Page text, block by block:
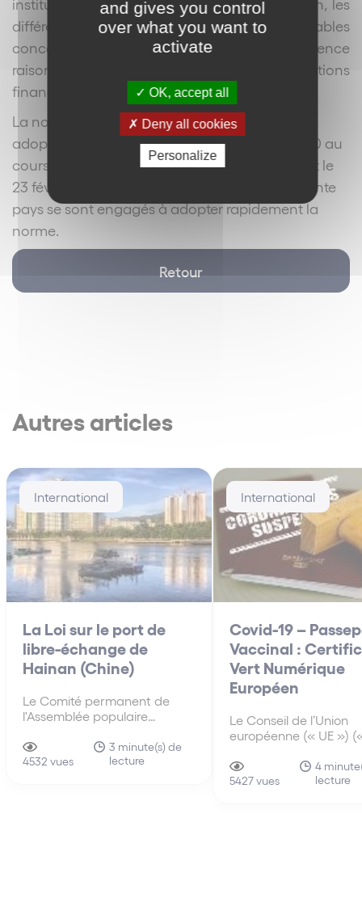
institutions financières soumises à déclaration, les
différents types de comptes et les contribuables
concernés, ainsi que les procédures de diligence
raisonnables à suivre par les institutions
financières.
La norme a été officiellement présentée pour
adoption par les Ministres des finances du G20 au
cours de leur réunion qui s’est déroulée le 22 et le
23 février en Australie, à Sydney. Plus de quarante
pays se sont engagés à adopter rapidement la
norme.
Retour
Autres articles
International
La Loi sur le port de
libre-échange de
Hainan (Chine)
Le Comité permanent de
l'Assemblée populaire
législatif suprême de la
Chine, a adopté le 10 juin
4532 vues
3 minute(s) de
lecture
International
Covid-19 –
Vaccinal :
Vert Numérique
Européen
Le Conseil de l’Union
européenne (« UE »)
avril 2021, un mandat
négociation avec le
5427 vues
4
lecture
and gives you control
over what you want to
activate
OK, accept all
Deny all cookies
Personalize